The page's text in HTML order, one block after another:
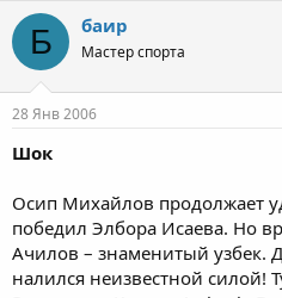
Б баир
Мастер спорта
28 Янв 2006
Шок
Осип Михайлов продолжает
победил Элбора Исаева. Но
Ачилов – знаменитый узбек.
налился неизвестной силой!